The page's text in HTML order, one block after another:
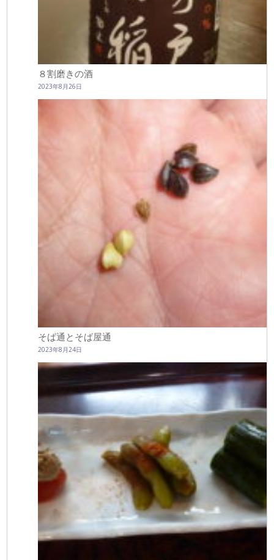
８割磨きの酒
2023年8月26日
そば通とそば屋通
2023年8月24日